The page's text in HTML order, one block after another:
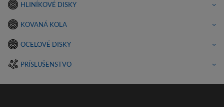
HLINÍKOVÉ DISKY
KOVANÁ KOLA
OCELOVÉ DISKY
PRÍSLUŠENSTVO